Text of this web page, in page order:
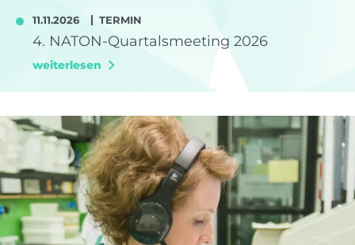
11.11.2026 TERMIN
4. NATON-Quartalsmeeting 2026
weiterlesen